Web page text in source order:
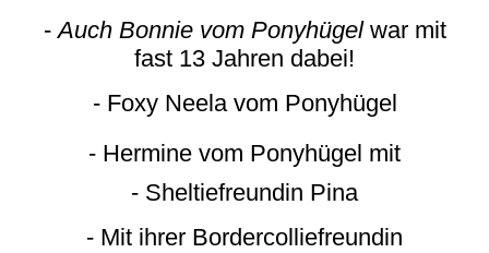
-Auch Bonnie vom Ponyhügelwar mit
fast 13 Jahren dabei!
- Foxy Neela vom Ponyhügel
- Hermine vom Ponyhügel mit
- Sheltiefreundin Pina
- Mit ihrer Bordercolliefreundin